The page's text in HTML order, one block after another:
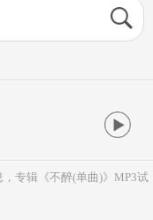
专辑《不醉(单曲)》MP3试